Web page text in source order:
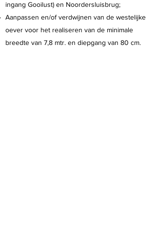
ingang Gooilust) en Noordersluisbrug;
Aanpassen en/of verdwijnen van de westelijke
oever voor het realiseren van de minimale
breedte van 7,8 mtr. en diepgang van 80 cm.